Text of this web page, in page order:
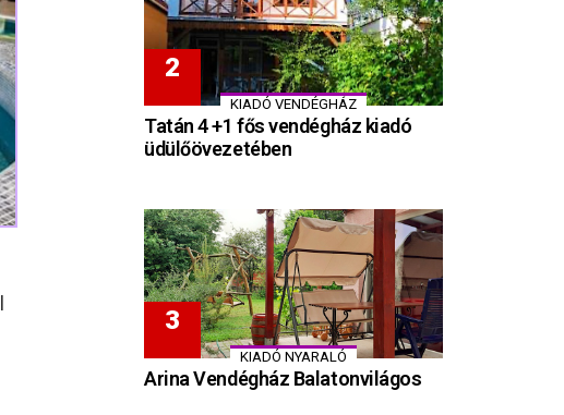
KIADÓ VENDÉGHÁZ
Tatán 4 +1 fős vendégház kiadó
üdülőövezetében
KIADÓ NYARALÓ
Arina Vendégház Balatonvilágos